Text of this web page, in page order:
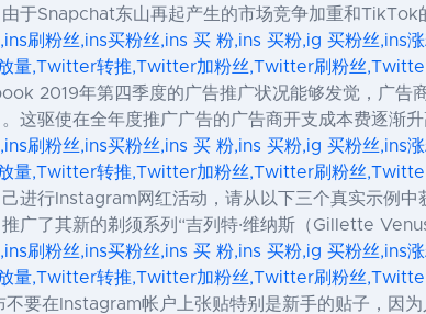
于Snapchat东山再起产生的市场竞争加重和TikTok
刷粉丝,ins买粉丝,ins 买 粉,ins 买粉,ig 买粉丝
量,Twitter转推,Twitter加粉丝,Twitter刷粉丝
2019年第四季度的广告推广状况能够发觉，广告
这驱使在全年度推广广告的广告商开支成本费逐渐
刷粉丝,ins买粉丝,ins 买 粉,ins 买粉,ig 买粉丝
量,Twitter转推,Twitter加粉丝,Twitter刷粉丝
进行Instagram网红活动，请从以下三个真实示例
广了其新的剃须系列“吉列特·维纳斯（Gillette
刷粉丝,ins买粉丝,ins 买 粉,ins 买粉,ig 买粉丝
量,Twitter转推,Twitter加粉丝,Twitter刷粉丝
不要在Instagram帐户上张贴特别是新手的贴子，因